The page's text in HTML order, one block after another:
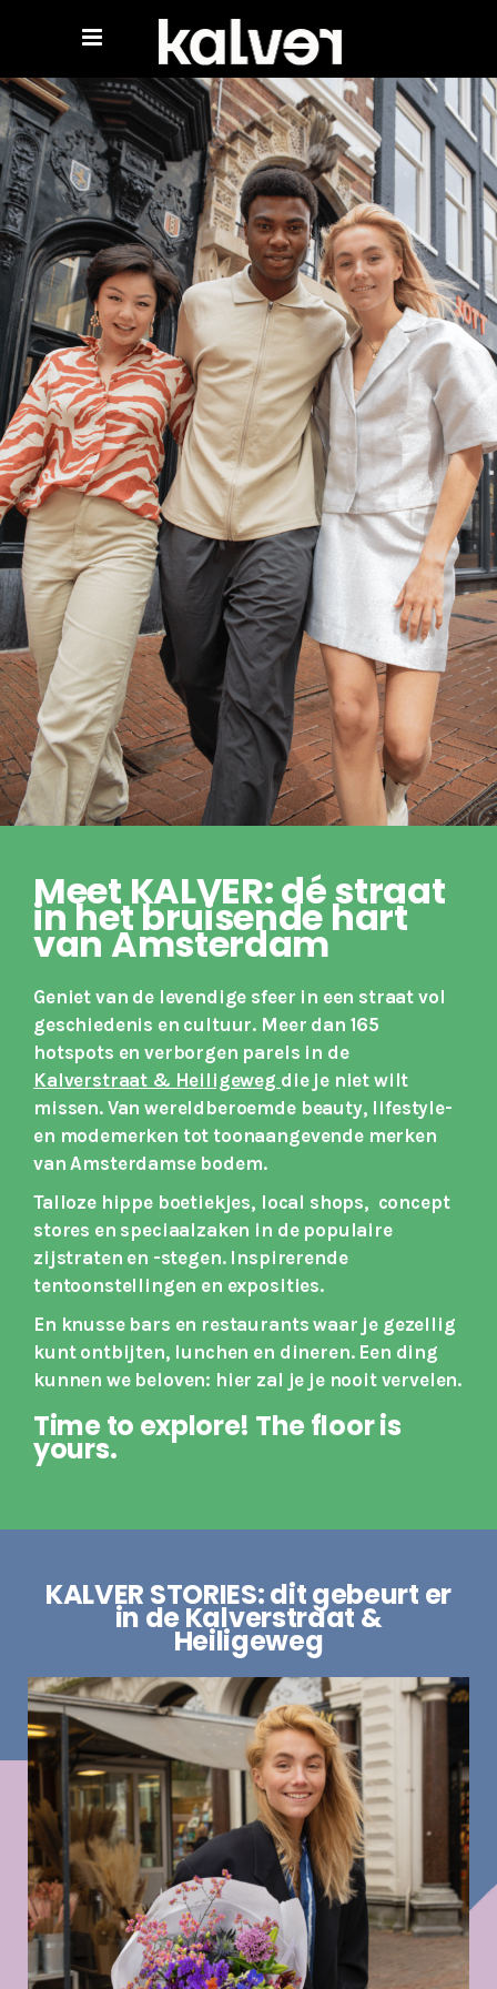
Meet KALVER: dé straat
in het bruisende hart
van Amsterdam
Geniet van de levendige sfeer in een straat vol
geschiedenis en cultuur. Meer dan 165
hotspots en verborgen parels in de
Kalverstraat & Heiligeweg die je niet wilt
missen. Van wereldberoemde beauty, lifestyle-
en modemerken tot toonaangevende merken
van Amsterdamse bodem.
Talloze hippe boetiekjes, local shops, concept
stores en speciaalzaken in de populaire
zijstraten en -stegen. Inspirerende
tentoonstellingen en exposities.
En knusse bars en restaurants waar je gezellig
kunt ontbijten, lunchen en dineren. Een ding
kunnen we beloven: hier zal je je nooit vervelen.
Time to explore! The floor is
yours.
KALVER STORIES: dit gebeurt er
in de Kalverstraat &
Heiligeweg